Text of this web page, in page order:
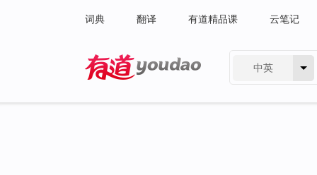
词典 翻译 有道精品课 云笔记
中英